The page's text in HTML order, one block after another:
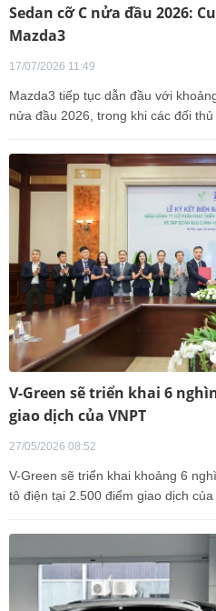
Sedan cỡ C nửa đầu 2026:
Mazda3
17/07/2026 11:49
Mazda3 tiếp tục dẫn đầu với
nửa đầu 2026, trong khi các đối thủ
V-Green sẽ triển khai 6
giao dịch của VNPT
27/05/2026 08:52
V-Green sẽ triển khai khoảng 6
tô điện tại 2.500 điểm giao dịch của